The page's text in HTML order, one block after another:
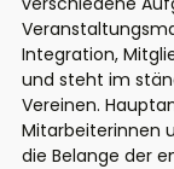
Integration,
und steht im
Vereinen.
Mitarbeiterinnen
die Belange der